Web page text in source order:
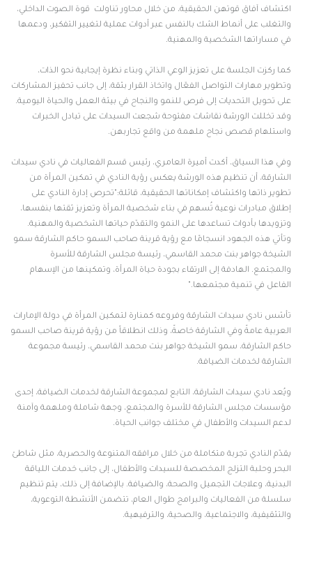
اكتشاف آفاق قوتهن الحقيقية، من خلال محاور تناولت قوة الصوت الداخلي،
والتغلب على أنماط الشك بالنفس عبر أدوات عملية لتغيير التفكير، ودعمها
في مساراتها الشخصية والمهنية.
كما ركزت الجلسة على تعزيز الوعي الذاتي وبناء نظرة إيجابية نحو الذات،
وتطوير مهارات التواصل الفعّال واتخاذ القرار بثقة، إلى جانب تحفيز المشاركات
على تحويل التحديات إلى فرص للنمو والنجاح في بيئة العمل والحياة اليومية.
وقد تخللت الورشة نقاشات مفتوحة شجعت السيدات على تبادل الخبرات
واستلهام قصص نجاح ملهمة من واقع تجاربهن.
وفي هذا السياق، أكدت أميرة العامري، رئيس قسم الفعاليات في نادي سيدات
الشارقة، أن تنظيم هذه الورشة يعكس رؤية النادي في تمكين المرأة من
تطوير ذاتها واكتشاف إمكاناتها الحقيقية، قائلة:"تحرص إدارة النادي على
إطلاق مبادرات نوعية تُسهم في بناء شخصية المرأة وتعزيز ثقتها بنفسها،
وتزويدها بأدوات تساعدها على النمو والتقدّم حياتها الشخصية والمهنية.
وتأتي هذه الجهود انسجامًا مع رؤية قرينة صاحب السمو حاكم الشارقة سمو
الشيخة جواهر بنت محمد القاسمي، رئيسة مجلس الشارقة للأسرة
والمجتمع. الهادفة إلى الارتقاء بجودة حياة المرأة، وتمكينها من الإسهام
الفاعل في تنمية مجتمعها."
تأسّس نادي سيدات الشارقة وفروعه كمنارة لتمكين المرأة في دولة الإمارات
العربية عامةً وفي الشارقة خاصةً، وذلك انطلاقاً من رؤية قرينة صاحب السمو
حاكم الشارقة، سمو الشيخة جواهر بنت محمد القاسمي، رئيسة مجموعة
الشارقة لخدمات الضيافة.
ويُعد نادي سيدات الشارقة، التابع لمجموعة الشارقة لخدمات الضيافة، إحدى
مؤسسات مجلس الشارقة للأسرة والمجتمع، وجهة شاملة وملهمة وآمنة
لدعم السيدات والأطفال في مختلف جوانب الحياة.
يقدّم النادي تجربة متكاملة من خلال مرافقه المتنوعة والحصرية، مثل شاطئ
البحر وحلبة التزلج المخصصة للسيدات والأطفال، إلى جانب خدمات اللياقة
البدنية، وعلاجات التجميل والصحة، والضيافة. بالإضافة إلى ذلك، يتم تنظيم
سلسلة من الفعاليات والبرامج طوال العام، تتضمن الأنشطة التوعوية،
والتثقيفية، والاجتماعية، والصحية، والترفيهية.